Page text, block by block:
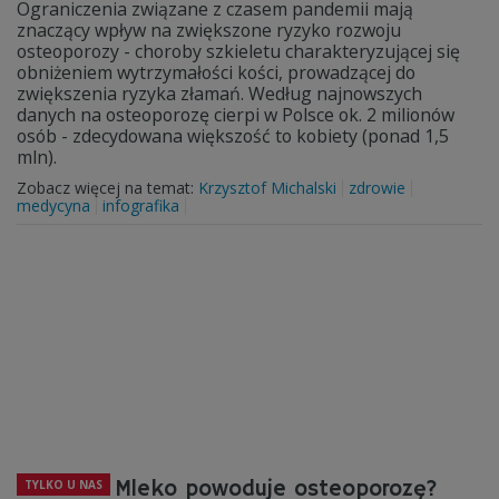
Ograniczenia związane z czasem pandemii mają
znaczący wpływ na zwiększone ryzyko rozwoju
osteoporozy - choroby szkieletu charakteryzującej się
obniżeniem wytrzymałości kości, prowadzącej do
zwiększenia ryzyka złamań. Według najnowszych
danych na osteoporozę cierpi w Polsce ok. 2 milionów
osób - zdecydowana większość to kobiety (ponad 1,5
mln).
Zobacz więcej na temat: Krzysztof Michalski
zdrowie
medycyna
infografika
TYLKO U NAS Mleko powoduje osteoporozę?